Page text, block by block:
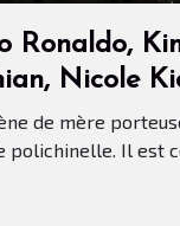
Ronaldo,
Nicole
recours
?
de mère
polichinelle. Il est